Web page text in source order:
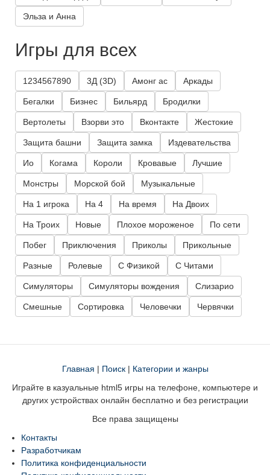
Эльза и Анна
Игры для всех
1234567890 3Д (3D) Амонг ас Аркады
Бегалки Бизнес Бильярд Бродилки
Вертолеты Взорви это Вконтакте Жестокие
Защита башни Защита замка Издевательства
Ио Когама Короли Кровавые Лучшие
Монстры Морской бой Музыкальные
На 1 игрока На 4 На время На Двоих
На Троих Новые Плохое мороженое По сети
Побег Приключения Приколы Прикольные
Разные Ролевые С Физикой С Читами
Симуляторы Симуляторы вождения Слизарио
Смешные Сортировка Человечки Червячки
Главная | Поиск| Категории и жанры
Играйте в казуальные html5 игры на телефоне, компьютере и
других устройствах онлайн бесплатно и без регистрации
Все права защищены
Контакты
Разработчикам
Политика конфиденциальности